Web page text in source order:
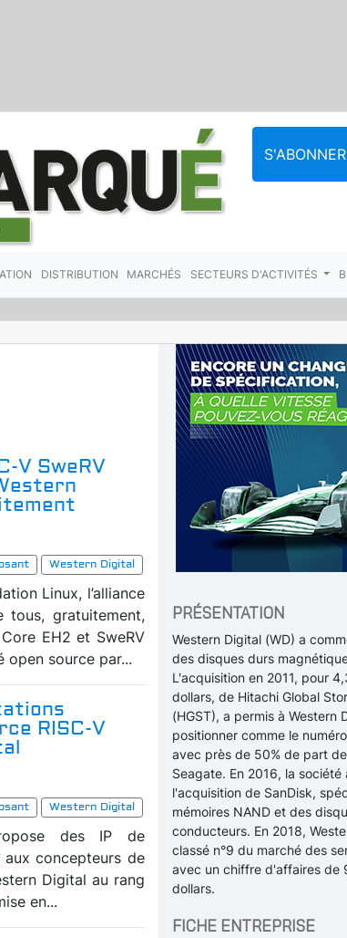
S'ABONNER
DISTRIBUTION MARCHÉS SECTEURS D'ACTIVITÉS
V SweRV
Western Digital
Linux, l’alliance
tous, gratuitement,
EH2 et SweRV
open source par...
RISC-V
Western Digital
des IP de
aux concepteurs de
Digital au rang
en...
PRÉSENTATION
Western Digital (WD) a
des disques durs
L'acquisition en 2011, pour
dollars, de Hitachi Global
(HGST), a permis à Western
positionner comme le
avec près de 50% de part
Seagate. En 2016, la société
l'acquisition de SanDisk,
mémoires NAND et des
conducteurs. En 2018,
classé n°9 du marché des
avec un chiffre d'affaires de
dollars.
FICHE ENTREPRISE